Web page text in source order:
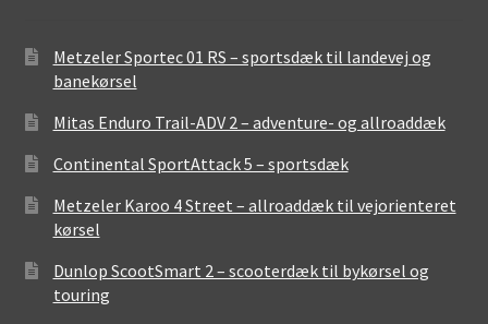
Metzeler Sportec 01 RS – sportsdæk til landevej og
banekørsel
Mitas Enduro Trail-ADV 2 – adventure- og allroaddæk
Continental SportAttack 5 – sportsdæk
Metzeler Karoo 4 Street – allroaddæk til vejorienteret
kørsel
Dunlop ScootSmart 2 – scooterdæk til bykørsel og
touring